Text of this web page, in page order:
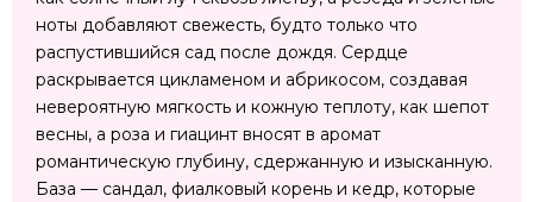
ноты добавляют свежесть, будто только что
распустившийся сад после дождя. Сердце
раскрывается цикламеном и абрикосом, создавая
невероятную мягкость и кожную теплоту, как шепот
весны, а роза и гиацинт вносят в аромат
романтическую глубину, сдержанную и изысканную.
База — сандал, фиалковый корень и кедр, которые